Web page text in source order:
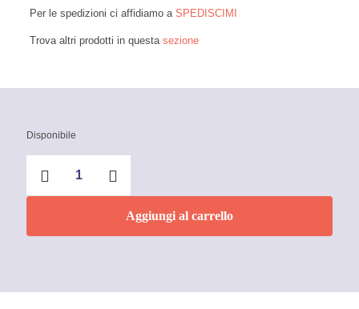
Per le spedizioni ci affidiamo a SPEDISCIMI
Trova altri prodotti in questa sezione
Disponibile
protezione
3M
Aggiungi al carrello